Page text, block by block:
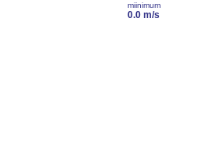
miinimum
0.0 m/s